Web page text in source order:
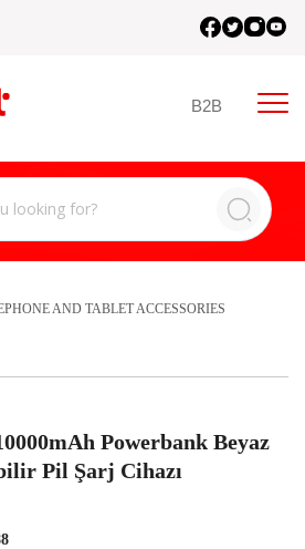
B2B
AND TABLET ACCESSORIES
Powerbank Beyaz
Pil Şarj Cihazı